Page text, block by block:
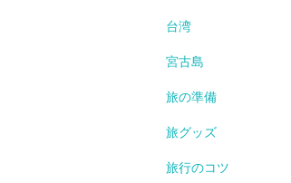
台湾
宮古島
旅の準備
旅グッズ
旅行のコツ